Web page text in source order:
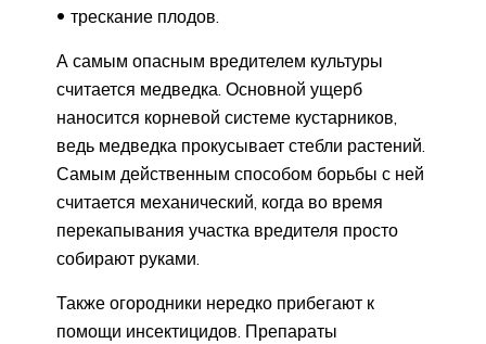
трескание плодов.
А самым опасным вредителем культуры
считается медведка. Основной ущерб
наносится корневой системе кустарников,
ведь медведка прокусывает стебли растений.
Самым действенным способом борьбы с ней
считается механический, когда во время
перекапывания участка вредителя просто
собирают руками.
Также огородники нередко прибегают к
помощи инсектицидов. Препараты